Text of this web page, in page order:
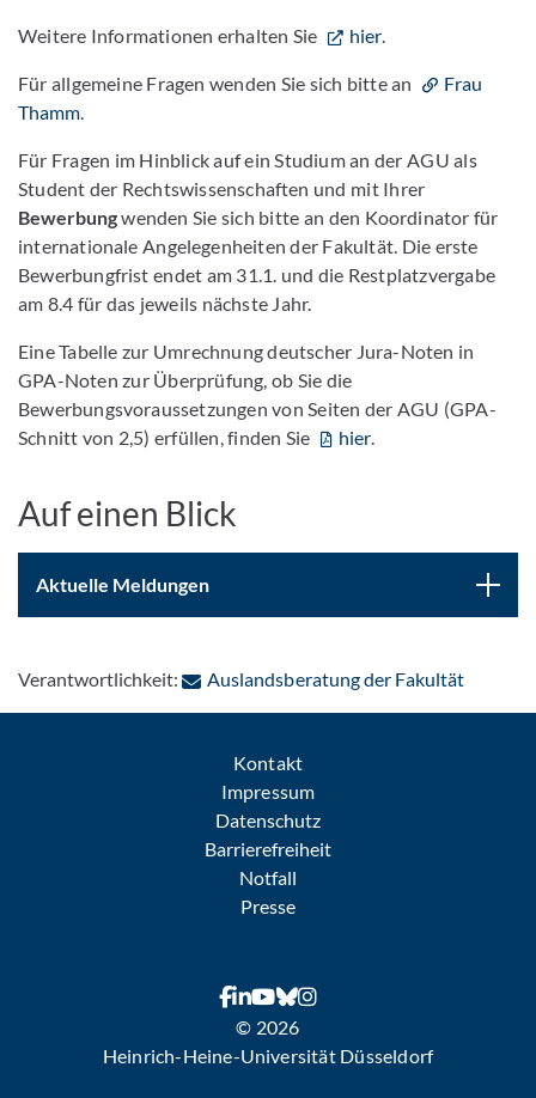
Weitere Informationen erhalten Sie hier.
Für allgemeine Fragen wenden Sie sich bitte an
Frau
Thamm.
Für Fragen im Hinblick auf ein Studium an der AGU als
Student der Rechtswissenschaften und mit Ihrer
Bewerbungwenden Sie sich bitte an den Koordinator für
internationale Angelegenheiten der Fakultät. Die erste
Bewerbungfrist endet am 31.1. und die Restplatzvergabe
am 8.4 für das jeweils nächste Jahr.
Eine Tabelle zur Umrechnung deutscher Jura-Noten in
GPA-Noten zur Überprüfung, ob Sie die
Bewerbungsvoraussetzungen von Seiten der AGU (GPA-
Schnitt von 2,5) erfüllen, finden Sie
hier.
Auf einen Blick
Aktuelle Meldungen
Verantwortlichkeit: Auslandsberatung der Fakultät: Per E-
Kontakt
Impressum
Datenschutz
Barrierefreiheit
Notfall
Presse
© 2026
Heinrich-Heine-Universität Düsseldorf